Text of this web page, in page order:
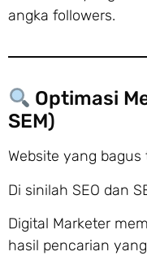
angka followers.
Optimasi
SEM)
Website yang
Di sinilah SEO dan
Digital Marketer
hasil pencarian